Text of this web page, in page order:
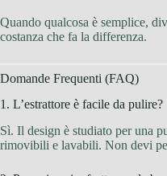
Quando qualcosa è semplice,
costanza che fa la differenza.
Domande Frequenti (FAQ)
1. L’estrattore è facile da pulire?
Sì. Il design è studiato per una
rimovibili e lavabili. Non devi